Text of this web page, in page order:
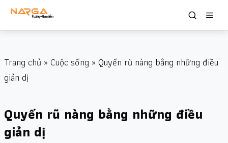
Trang chủ » Cuộc sống » Quyến rũ nàng bằng những điều
giản dị
Quyến rũ nàng bằng những điều
giản dị